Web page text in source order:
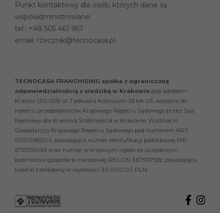
Punkt kontaktowy dla osób, których dane są
współadministrowane:
tel.: +48 505 461 957
email: rzecznik@tecnocasa.pl
TECNOCASA FRANCHISING spółka z ograniczoną
odpowiedzialnością z siedzibą w Krakowie pod adresem:
Kraków (30-105) ul. Tadeusza Kościuszki 28 lok U3, wpisana do
rejestru przedsiębiorców Krajowego Rejestru Sądowego przez Sąd
Rejonowy dla Krakowa Śródmieścia w Krakowie, Wydział XI
Gospodarczy Krajowego Rejestru Sądowego pod numerem KRS
0000681504, posiadająca numer identyfikacji podatkowej NIP
6793151049 oraz numer w krajowym rejestrze urzędowym
podmiotów gospodarki narodowej REGON 367507559, posiadająca
kapitał zakładowy w wysokości 30.000,00 PLN.